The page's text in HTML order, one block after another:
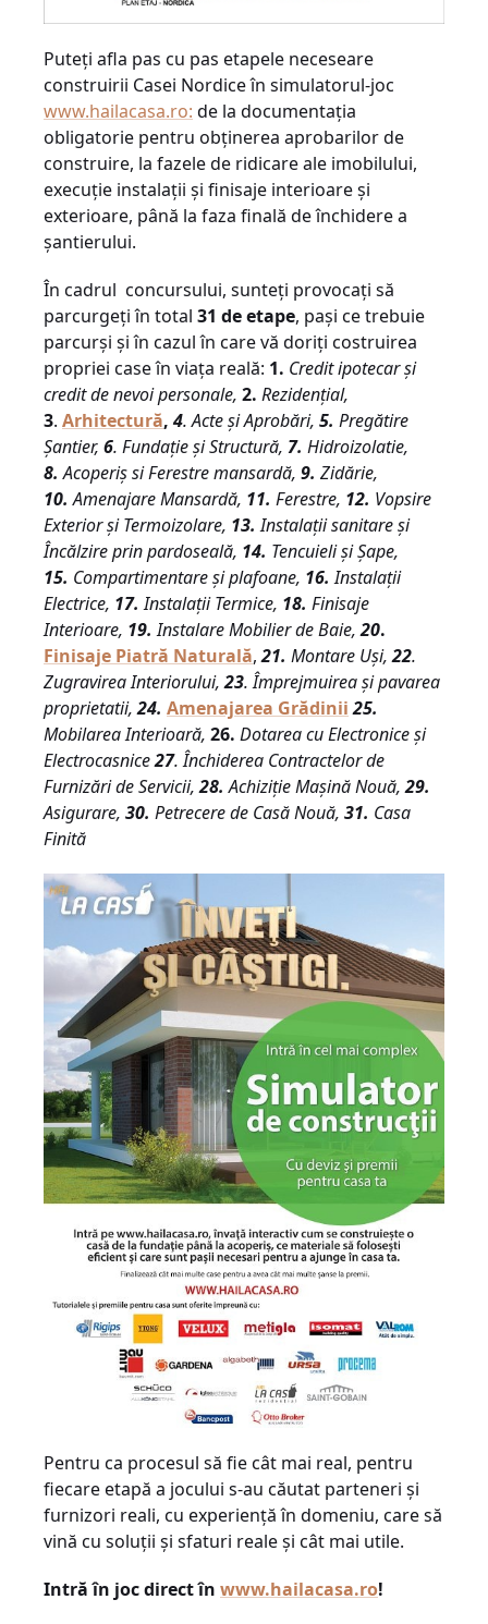
Puteți afla pas cu pas etapele neceseare
construirii Casei Nordice în simulatorul-joc
www.hailacasa.ro: de la documentația
obligatorie pentru obținerea aprobarilor de
construire, la fazele de ridicare ale imobilului,
execuție instalații și finisaje interioare și
exterioare, până la faza finală de închidere a
șantierului.
În cadrul concursului, sunteți provocați să
parcurgeți în total 31 de etape, pași ce trebuie
parcurși și în cazul în care vă doriți costruirea
propriei case în viața reală: 1. Credit ipotecar și
credit de nevoi personale, 2. Rezidențial,
3. Arhitectură, 4. Acte și Aprobări, 5. Pregătire
Șantier, 6. Fundație și Structură, 7. Hidroizolatie,
8.Acoperiș si Ferestre mansardă, 9. Zidărie,
10. Amenajare Mansardă, 11. Ferestre, 12. Vopsire
Exterior și Termoizolare, 13. Instalații sanitare și
Încălzire prin pardoseală, 14. Tencuieli și Șape,
15. Compartimentare și plafoane, 16. Instalații
Electrice, 17. Instalații Termice, 18. Finisaje
Interioare, 19. Instalare Mobilier de Baie,20.
Finisaje Piatră Naturală,21. Montare Uși,22.
Zugravirea Interiorului,23. Împrejmuirea și pavarea
proprietatii,24. Amenajarea Grădinii 25.
Mobilarea Interioară, 26. Dotarea cu Electronice și
Electrocasnice27. Închiderea Contractelor de
Furnizări de Servicii,28. Achiziție Mașină Nouă,29.
Asigurare, 30. Petrecere de Casă Nouă, 31. Casa
Finită
Pentru ca procesul să fie cât mai real, pentru
fiecare etapă a jocului s-au căutat parteneri și
furnizori reali, cu experiență în domeniu, care să
vină cu soluții și sfaturi reale și cât mai utile.
Intră în joc direct în www.hailacasa.ro!